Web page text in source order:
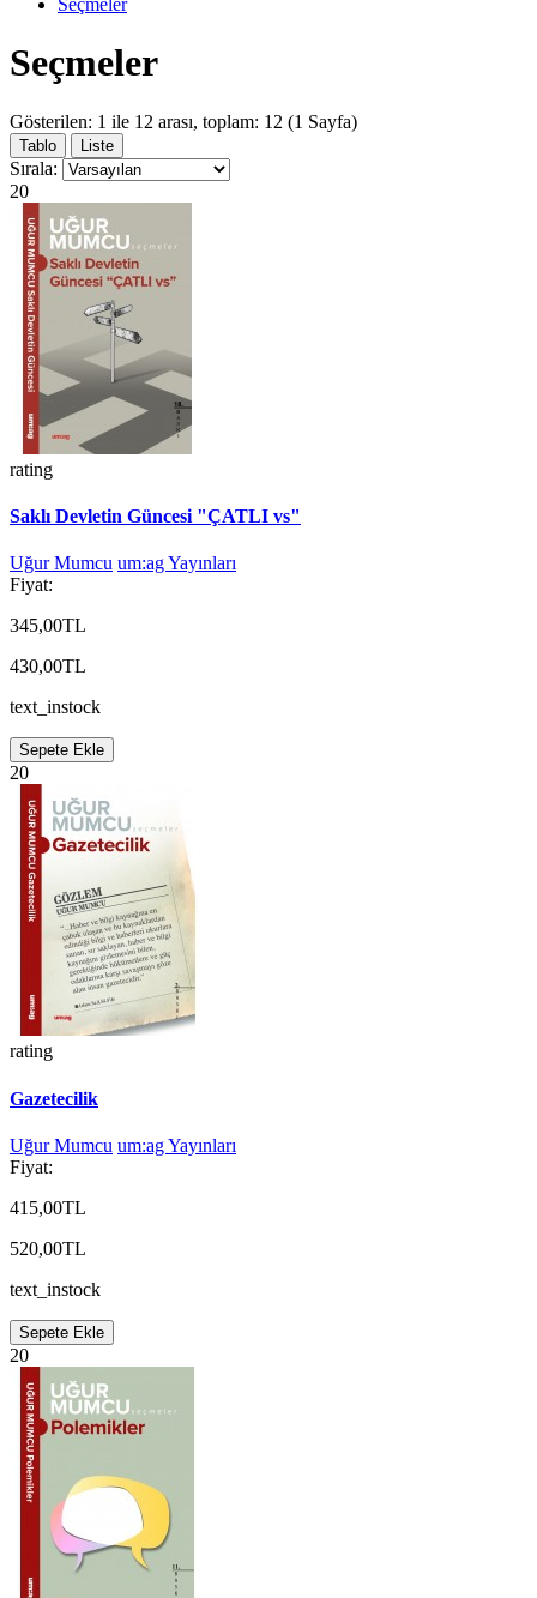
Seçmeler
Seçmeler
Gösterilen: 1 ile 12 arası, toplam: 12 (1 Sayfa)
Tablo Liste
Sırala:
20
rating
Saklı Devletin Güncesi "ÇATLI vs"
Uğur Mumcu um:ag Yayınları
Fiyat:
345,00TL
430,00TL
text_instock
Sepete Ekle
20
rating
Gazetecilik
Uğur Mumcu um:ag Yayınları
Fiyat:
415,00TL
520,00TL
text_instock
Sepete Ekle
20